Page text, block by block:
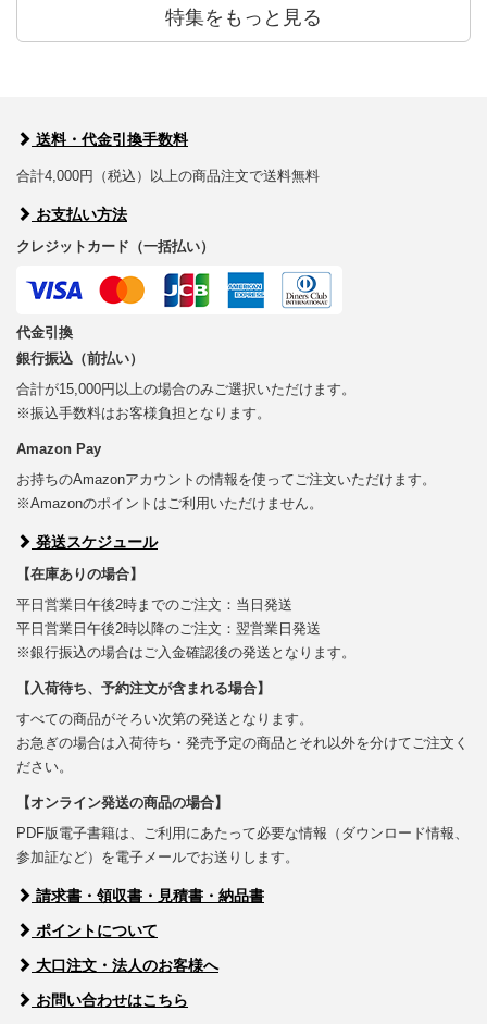
特集をもっと見る
送料・代金引換手数料
合計4,000円（税込）以上の商品注文で送料無料
お支払い方法
クレジットカード（一括払い）
代金引換
銀行振込（前払い）
合計が15,000円以上の場合のみご選択いただけます。
※振込手数料はお客様負担となります。
Amazon Pay
お持ちのAmazonアカウントの情報を使ってご注文いただけます。
※Amazonのポイントはご利用いただけません。
発送スケジュール
【在庫ありの場合】
平日営業日午後2時までのご注文：当日発送
平日営業日午後2時以降のご注文：翌営業日発送
※銀行振込の場合はご入金確認後の発送となります。
【入荷待ち、予約注文が含まれる場合】
すべての商品がそろい次第の発送となります。
お急ぎの場合は入荷待ち・発売予定の商品とそれ以外を分けてご注文く
ださい。
【オンライン発送の商品の場合】
PDF版電子書籍は、ご利用にあたって必要な情報（ダウンロード情報、
参加証など）を電子メールでお送りします。
請求書・領収書・見積書・納品書
ポイントについて
大口注文・法人のお客様へ
お問い合わせはこちら